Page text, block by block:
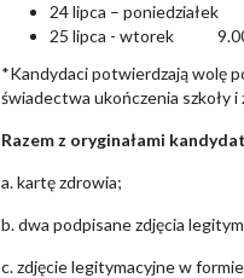
24 lipca – poniedziałek
25 lipca - wtorek 9.00
*Kandydaci potwierdzają wolę
świadectwa ukończenia szkoły
Razem z oryginałami
a. kartę zdrowia;
b. dwa podpisane zdjęcia
c. zdjęcie legitymacyjne w